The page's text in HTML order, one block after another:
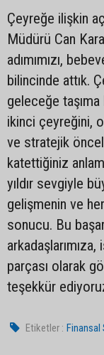
Çeyreğe ilişkin
Müdürü Can
adımımızı,
bilincinde attık.
geleceğe taşıma
ikinci çeyreğini,
ve stratejik
katettiğiniz
yıldır sevgiyle
gelişmenin ve
sonucu. Bu
parçası olarak
teşekkür
Etiketler : Finansal